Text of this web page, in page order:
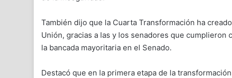
También dijo que la Cuarta Transformación ha
Unión, gracias a las y los senadores que
la bancada mayoritaria en el Senado.
Destacó que en la primera etapa de la